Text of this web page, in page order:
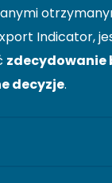
Indicator,
zdecydowanie
decyzje.